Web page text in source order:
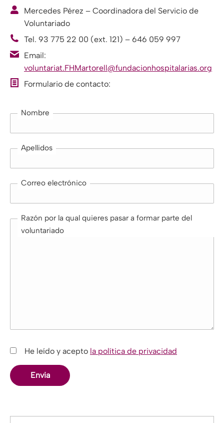
Mercedes Pérez – Coordinadora del Servicio de
Voluntariado
Tel. 93 775 22 00 (ext. 121) – 646 059 997
Email:
voluntariat.FHMartorell@fundacionhospitalarias.org
Formulario de contacto:
Nombre
Apellidos
Correo electrónico
Razón por la qual quieres pasar a formar parte del
voluntariado
He leído y acepto la política de privacidad